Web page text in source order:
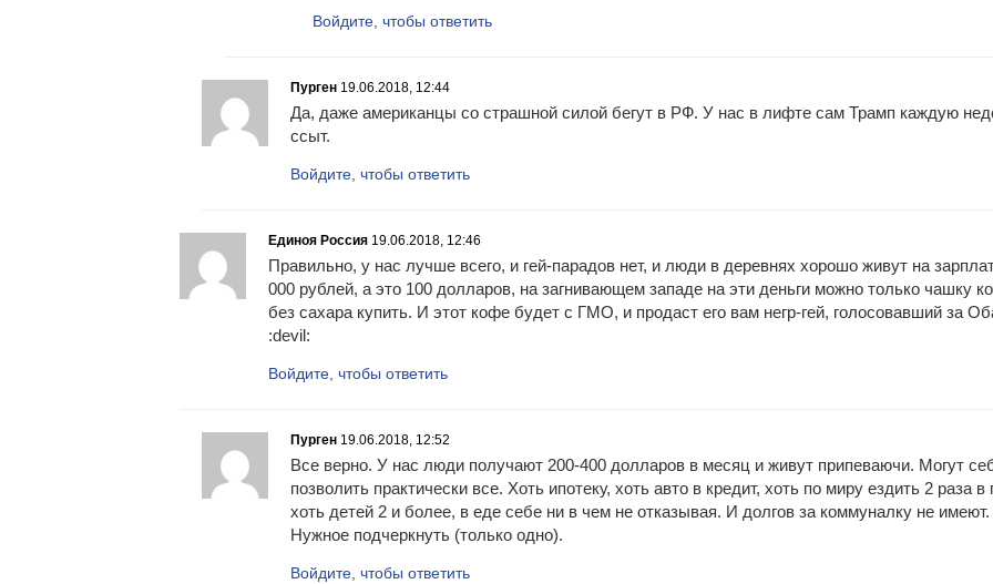
Войдите, чтобы ответить
Пурген 19.06.2018, 12:44
Да, даже американцы со страшной силой бегут в РФ. У нас в лифте сам Трамп каждую
ссыт.
Войдите, чтобы ответить
Единоя Россия 19.06.2018, 12:46
Правильно, у нас лучше всего, и гей-парадов нет, и люди в деревнях хорошо живут на
000 рублей, а это 100 долларов, на загнивающем западе на эти деньги можно только чашку
без сахара купить. И этот кофе будет с ГМО, и продаст его вам негр-гей, голосовавший за
:devil:
Войдите, чтобы ответить
Пурген 19.06.2018, 12:52
Все верно. У нас люди получают 200-400 долларов в месяц и живут припеваючи. Могут
позволить практически все. Хоть ипотеку, хоть авто в кредит, хоть по миру ездить 2 раза в
хоть детей 2 и более, в еде себе ни в чем не отказывая. И долгов за коммуналку не имеют.
Нужное подчеркнуть (только одно).
Войдите, чтобы ответить